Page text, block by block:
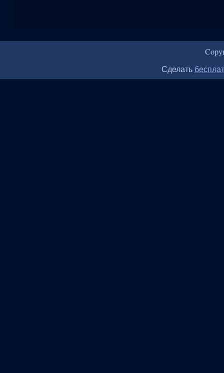
Сделать